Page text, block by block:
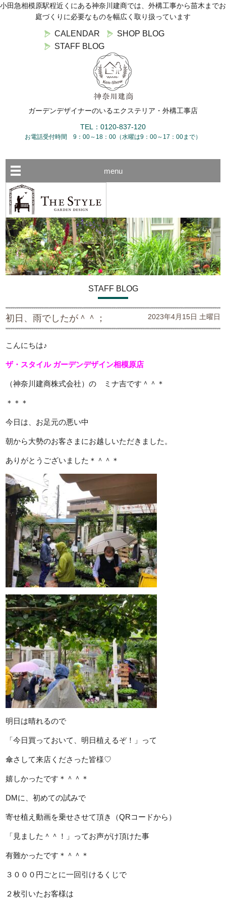
小田急相模原駅程近くにある神奈川建商では、外構工事から苗木までお
庭づくりに必要なものを幅広く取り扱っています
CALENDAR
SHOP BLOG
STAFF BLOG
ガーデンデザイナーのいるエクステリア・外構工事店
TEL：0120-837-120
お電話受付時間 9：00～18：00（水曜は9：00～17：00まで）
menu
STAFF BLOG
初日、雨でしたが＾＾； 2023年4月15日 土曜日
こんにちは♪
ザ・スタイル ガーデンデザイン相模原店
（神奈川建商株式会社）の ミナ吉です＾＾＊
＊＊＊
今日は、お足元の悪い中
朝から大勢のお客さまにお越しいただきました。
ありがとうございました＊＾＾＊
明日は晴れるので
「今日買っておいて、明日植えるぞ！」って
傘さして来店くださった皆様♡
嬉しかったです＊＾＾＊
DMに、初めての試みで
寄せ植え動画を乗せさせて頂き（QRコードから）
「見ました＾＾！」ってお声がけ頂けた事
有難かったです＊＾＾＊
３０００円ごとに一回引けるくじで
２枚引いたお客様は